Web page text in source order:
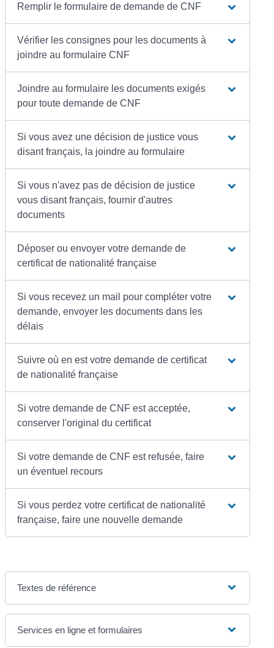
Remplir le formulaire de demande de CNF
Vérifier les consignes pour les documents à
joindre au formulaire CNF
Joindre au formulaire les documents exigés
pour toute demande de CNF
Si vous avez une décision de justice vous
disant français, la joindre au formulaire
Si vous n'avez pas de décision de justice
vous disant français, fournir d'autres
documents
Déposer ou envoyer votre demande de
certificat de nationalité française
Si vous recevez un mail pour compléter votre
demande, envoyer les documents dans les
délais
Suivre où en est votre demande de certificat
de nationalité française
Si votre demande de CNF est acceptée,
conserver l'original du certificat
Si votre demande de CNF est refusée, faire
un éventuel recours
Si vous perdez votre certificat de nationalité
française, faire une nouvelle demande
Textes de référence
Services en ligne et formulaires